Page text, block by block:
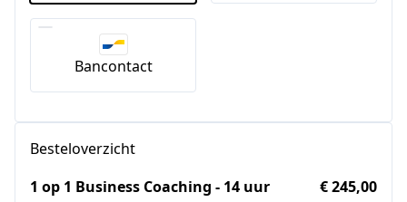
Bancontact
Besteloverzicht
1 op 1 Business Coaching - 14 uur
€ 245,00